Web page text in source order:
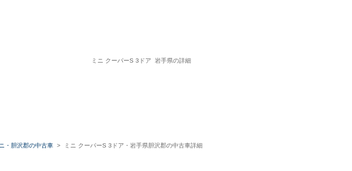
ミニ クーパーS 3ドア 岩手県の詳細
・胆沢郡の中古車 ミニ クーパーS 3ドア・岩手県胆沢郡の中古車詳細